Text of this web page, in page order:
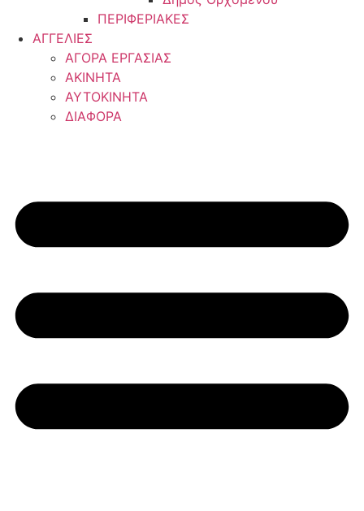
ΠΕΡΙΦΕΡΙΑΚΕΣ
ΑΓΓΕΛΙΕΣ
ΑΓΟΡΑ ΕΡΓΑΣΙΑΣ
ΑΚΙΝΗΤΑ
ΑΥΤΟΚΙΝΗΤΑ
ΔΙΑΦΟΡΑ